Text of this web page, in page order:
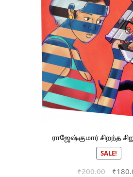
ராஜேஷ்குமார் சிறந்த
SALE!
₹200.00 ₹